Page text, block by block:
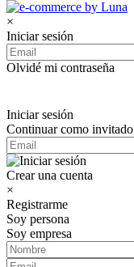
×
Iniciar sesión
Olvidé mi contraseña
Iniciar sesión
Continuar como invitado
Crear una cuenta
×
Registrarme
Soy persona
Soy empresa